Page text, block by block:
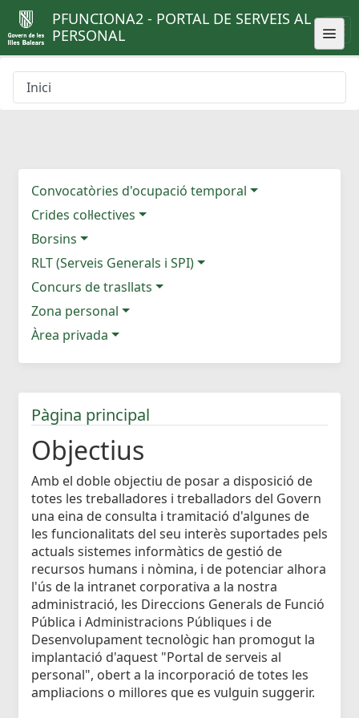
PFUNCIONA2 - PORTAL DE SERVEIS AL
PERSONAL
Inici
Convocatòries d'ocupació temporal
Crides col·lectives
Borsins
RLT (Serveis Generals i SPI)
Concurs de trasllats
Zona personal
Àrea privada
Pàgina principal
Objectius
Amb el doble objectiu de posar a disposició de
totes les treballadores i treballadors del Govern
una eina de consulta i tramitació d'algunes de
les funcionalitats del seu interès suportades pels
actuals sistemes informàtics de gestió de
recursos humans i nòmina, i de potenciar alhora
l'ús de la intranet corporativa a la nostra
administració, les Direccions Generals de Funció
Pública i Administracions Públiques i de
Desenvolupament tecnològic han promogut la
implantació d'aquest "Portal de serveis al
personal", obert a la incorporació de totes les
ampliacions o millores que es vulguin suggerir.